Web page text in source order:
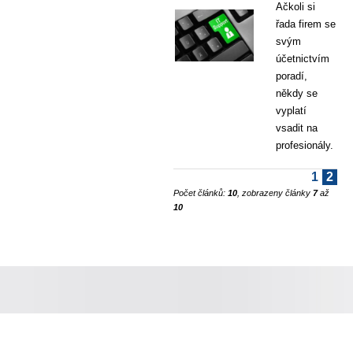
Ačkoli si
řada firem se
svým
účetnictvím
poradí,
někdy se
vyplatí
vsadit na
profesionály.
1 2
Počet článků: 10 , zobrazeny články 7až
10